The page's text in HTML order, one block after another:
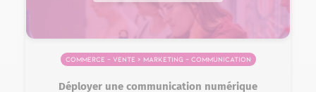
Commerce – Vente > Marketing – Communication
Déployer une communication numérique